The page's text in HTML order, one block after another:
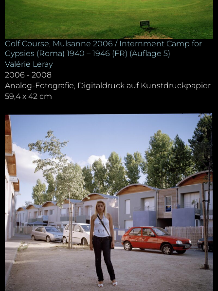
Golf Course, Mulsanne 2006 / Internment Camp for
Gypsies (Roma) 1940 – 1946 (FR) (Auflage 5)
Valérie Leray
2006 - 2008
Analog-Fotografie, Digitaldruck auf Kunstdruckpapier
59,4 x 42 cm